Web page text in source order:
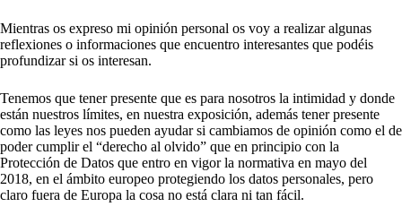
Mientras os expreso mi opinión personal os voy a realizar algunas
reflexiones o informaciones que encuentro interesantes que podéis
profundizar si os interesan.
Tenemos que tener presente que es para nosotros la intimidad y donde
están nuestros límites, en nuestra exposición, además tener presente
como las leyes nos pueden ayudar si cambiamos de opinión como el de
poder cumplir el “derecho al olvido” que en principio con la
Protección de Datos que entro en vigor la normativa en mayo del
2018, en el ámbito europeo protegiendo los datos personales, pero
claro fuera de Europa la cosa no está clara ni tan fácil.